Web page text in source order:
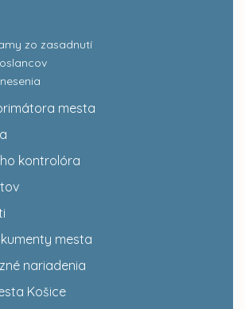
zo zasadnutí
mesta
kontrolóra
mesta
nariadenia
Košice